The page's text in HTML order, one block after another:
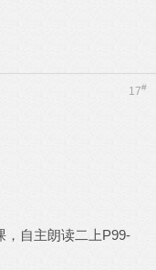
17#
，自主朗读二上P99-